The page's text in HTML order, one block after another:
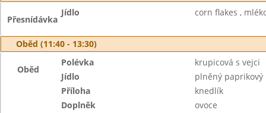
Přesnídávka
Jídlo corn flakes ,
Oběd (11:40 - 13:30)
Oběd
Polévka
krupicová s vejci
Jídlo
plněný paprikový
Příloha
knedlík
Doplněk
ovoce